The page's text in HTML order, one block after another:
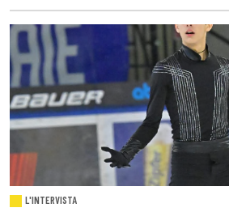
L'INTERVISTA